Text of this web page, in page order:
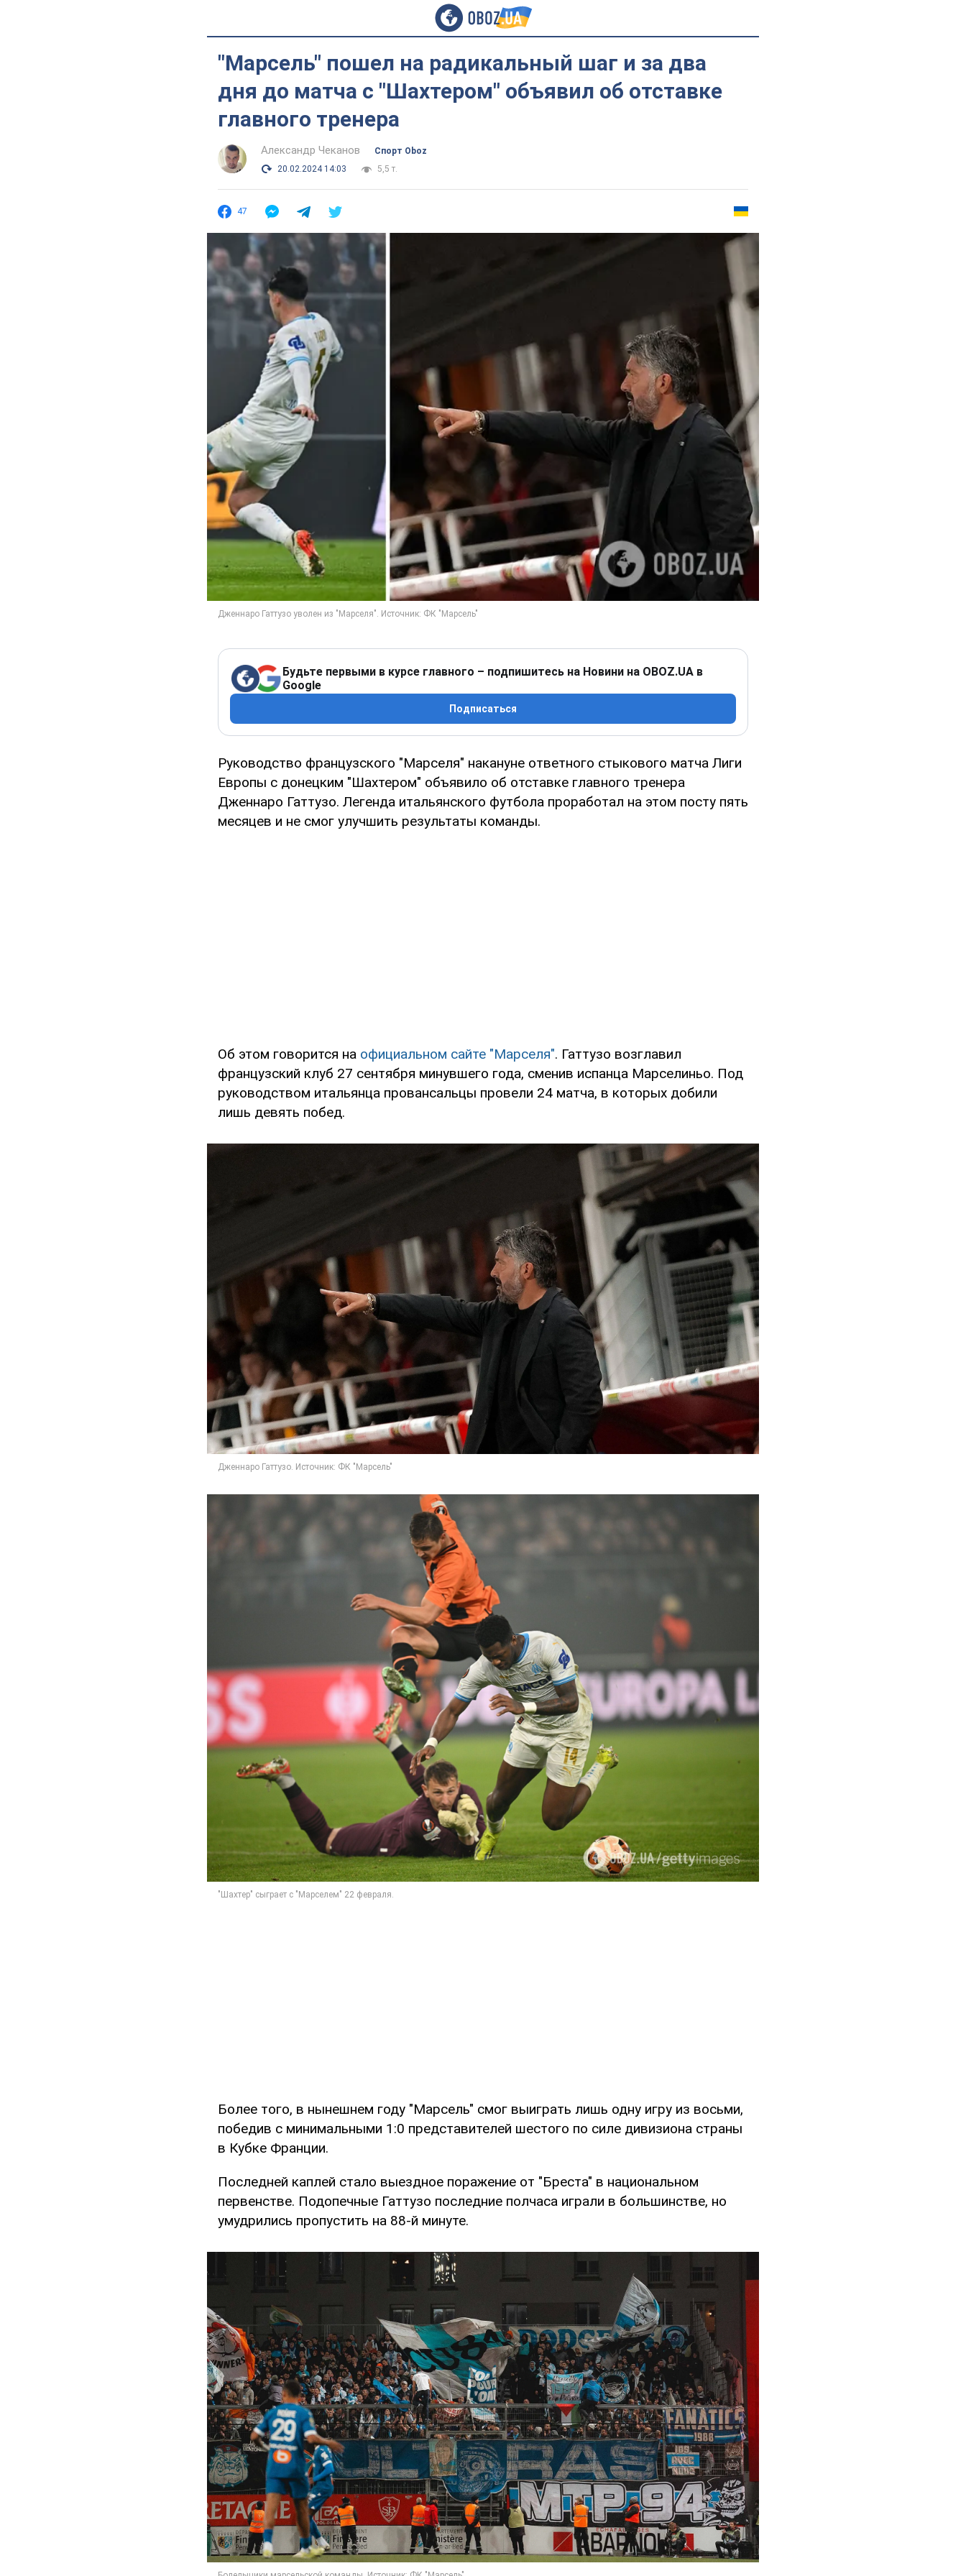
"Марсель" пошел на радикальный шаг и за два
дня до матча с "Шахтером" объявил об отставке
главного тренера
Александр Чеканов
Спорт Oboz
20.02.2024 14:03
5,5 т.
47
Будьте первыми в курсе главного – подпишитесь на Новини на OBOZ.UA в
Google
Подписаться
Руководство французского "Марселя" накануне ответного стыкового матча Лиги
Европы с донецким "Шахтером" объявило об отставке главного тренера
Дженнаро Гаттузо. Легенда итальянского футбола проработал на этом посту пять
месяцев и не смог улучшить результаты команды.
Об этом говорится на официальном сайте "Марселя". Гаттузо возглавил
французский клуб 27 сентября минувшего года, сменив испанца Марселиньо. Под
руководством итальянца провансальцы провели 24 матча, в которых добили
лишь девять побед.
Более того, в нынешнем году "Марсель" смог выиграть лишь одну игру из восьми,
победив с минимальными 1:0 представителей шестого по силе дивизиона страны
в Кубке Франции.
Последней каплей стало выездное поражение от "Бреста" в национальном
первенстве. Подопечные Гаттузо последние полчаса играли в большинстве, но
умудрились пропустить на 88-й минуте.